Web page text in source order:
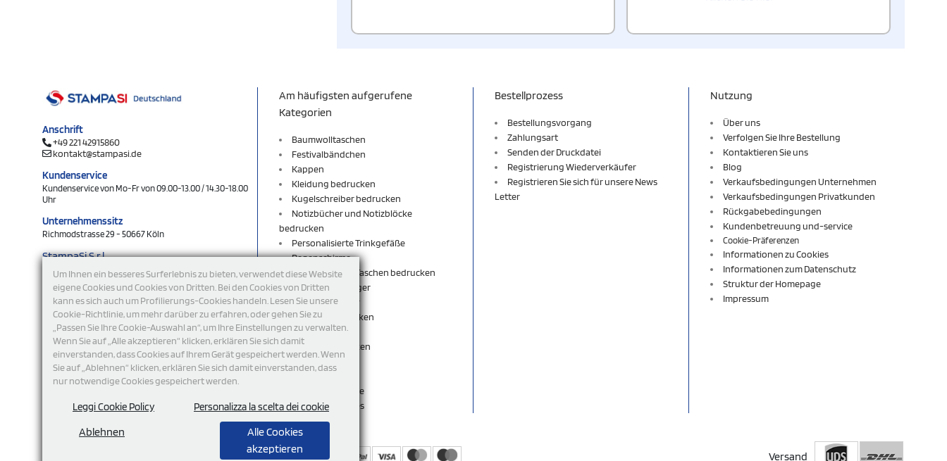
Um Ihnen ein besseres Surferlebnis zu bieten, verwendet diese Website
eigene Cookies und Cookies von Dritten. Bei den Cookies von Dritten
kann es sich auch um Profilierungs-Cookies handeln. Lesen Sie unsere
Cookie-Richtlinie, um mehr darüber zu erfahren, oder gehen Sie zu
„Passen Sie Ihre Cookie-Auswahl an“, um Ihre Einstellungen zu verwalten.
Wenn Sie auf „Alle akzeptieren“ klicken, erklären Sie sich damit
einverstanden, dass Cookies auf Ihrem Gerät gespeichert werden. Wenn
Sie auf „Ablehnen“ klicken, erklären Sie sich damit einverstanden, dass
nur notwendige Cookies gespeichert werden.
Leggi Cookie Policy Personalizza la scelta dei cookie
Ablehnen
Alle Cookies
akzeptieren
Anschrift
+49 221 42915860
kontakt@stampasi.de
Kundenservice
Kundenservice von Mo-Fr von 09.00-13.00 / 14.30-18.00
Uhr
Unternehmenssitz
Richmodstrasse 29 - 50667 Köln
StampaSi S.r.l.
folgen Sie uns
Am häufigsten aufgerufene
Kategorien
Baumwolltaschen
Festivalbändchen
Kappen
Kleidung bedrucken
Kugelschreiber bedrucken
Notizbücher und Notizblöcke
bedrucken
Personalisierte Trinkgefäße
Regenschirme
Rucksäcke und Taschen bedrucken
Schlüsselanhänger
Schlüsselbänder
Shopper bedrucken
Sweatshirt
T-Shirts bedrucken
Turnbeutel
USB-Sticks
Werbegeschenke
Wohnaccessoires
Bestellprozess
Bestellungsvorgang
Zahlungsart
Senden der Druckdatei
Registrierung Wiederverkäufer
Registrieren Sie sich für unsere News
Letter
Nutzung
Über uns
Verfolgen Sie Ihre Bestellung
Kontaktieren Sie uns
Blog
Verkaufsbedingungen Unternehmen
Verkaufsbedingungen Privatkunden
Rückgabebedingungen
Kundenbetreuung und-service
Cookie-Präferenzen
Informationen zu Cookies
Informationen zum Datenschutz
Struktur der Homepage
Impressum
Zahlungsmodalität Versand